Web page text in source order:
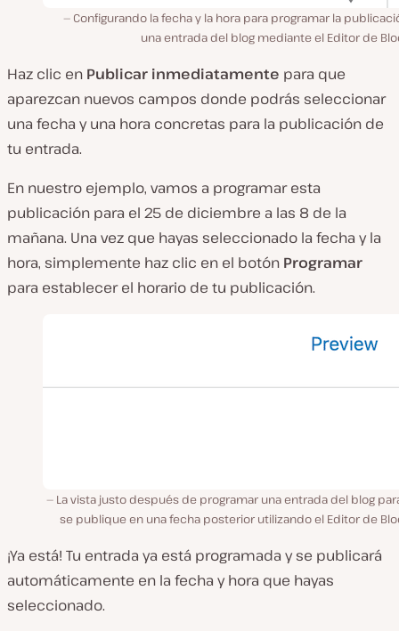
Configurando la fecha y la hora para programar la
una entrada del blog mediante el Editor de
Haz clic en Publicar inmediatamente para que
aparezcan nuevos campos donde podrás seleccionar
una fecha y una hora concretas para la publicación de
tu entrada.
En nuestro ejemplo, vamos a programar esta
publicación para el 25 de diciembre a las 8 de la
mañana. Una vez que hayas seleccionado la fecha y la
hora, simplemente haz clic en el botón Programar
para establecer el horario de tu publicación.
La vista justo después de programar una entrada del blog
se publique en una fecha posterior utilizando el Editor de
¡Ya está! Tu entrada ya está programada y se publicará
automáticamente en la fecha y hora que hayas
seleccionado.